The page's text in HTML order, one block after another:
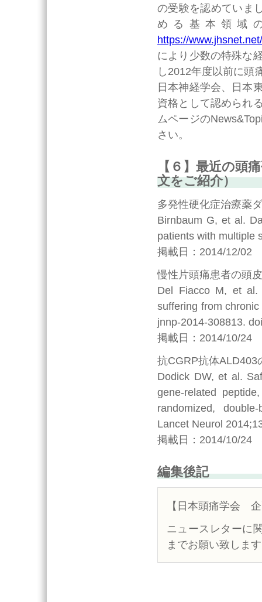
の受験を認めていま
める基本領域
https://
により少数の特殊な
し2012年度以前に頭
日本神経学会、日本
資格として認められ
ムページの
さい。
【６】最近の頭
文をご紹介）
多発性硬化症治療薬
Birnbaum G, et al.
patients with multiple
掲載日：2014/12/02
慢性片頭痛患者の頭
Del Fiacco M, et al.
suffering from
jnnp-2014-308813.
掲載日：2014/10/24
抗CGRP抗体ALD403
Dodick DW, et al.
gene-related
randomized,
Lancet Neurol
掲載日：2014/10/24
編集後記
【日本頭痛学会
ニュースレターに
までお願い致しま